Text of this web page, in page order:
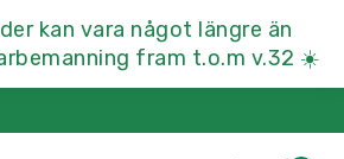
kan vara något längre än
fram t.o.m v.32 ☀️